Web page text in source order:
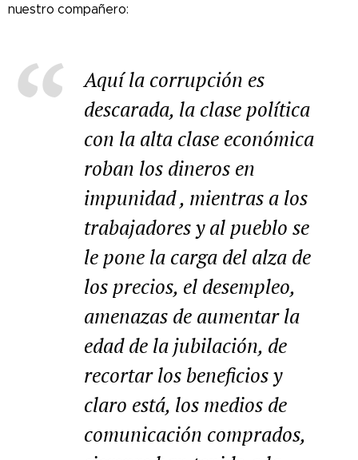
nuestro compañero:
Aquí la corrupción es
descarada, la clase política
con la alta clase económica
roban los dineros en
impunidad , mientras a los
trabajadores y al pueblo se
le pone la carga del alza de
los precios, el desempleo,
amenazas de aumentar la
edad de la jubilación, de
recortar los beneficios y
claro está, los medios de
comunicación comprados,